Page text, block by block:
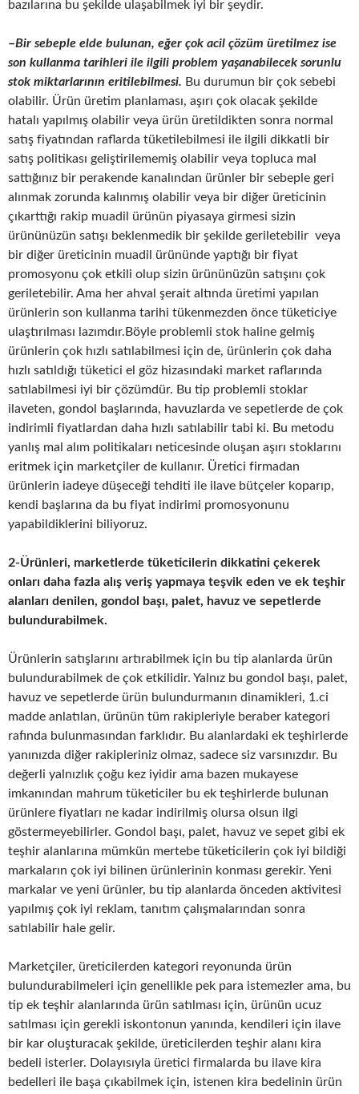
bazılarına bu şekilde ulaşabilmek iyi bir şeydir.
–Bir sebeple elde bulunan, eğer çok acil çözüm üretilmez ise
son kullanma tarihleri ile ilgili problem yaşanabilecek sorunlu
stok miktarlarının eritilebilmesi. Bu durumun bir çok sebebi
olabilir. Ürün üretim planlaması, aşırı çok olacak şekilde
hatalı yapılmış olabilir veya ürün üretildikten sonra normal
satış fiyatından raflarda tüketilebilmesi ile ilgili dikkatli bir
satış politikası geliştirilememiş olabilir veya topluca mal
sattığınız bir perakende kanalından ürünler bir sebeple geri
alınmak zorunda kalınmış olabilir veya bir diğer üreticinin
çıkarttığı rakip muadil ürünün piyasaya girmesi sizin
ürününüzün satışı beklenmedik bir şekilde geriletebilir veya
bir diğer üreticinin muadil ürününde yaptığı bir fiyat
promosyonu çok etkili olup sizin ürününüzün satışını çok
geriletebilir. Ama her ahval şerait altında üretimi yapılan
ürünlerin son kullanma tarihi tükenmezden önce tüketiciye
ulaştırılması lazımdır.Böyle problemli stok haline gelmiş
ürünlerin çok hızlı satılabilmesi için de, ürünlerin çok daha
hızlı satıldığı tüketici el göz hizasındaki market raflarında
satılabilmesi iyi bir çözümdür. Bu tip problemli stoklar
ilaveten, gondol başlarında, havuzlarda ve sepetlerde de çok
indirimli fiyatlardan daha hızlı satılabilir tabi ki. Bu metodu
yanlış mal alım politikaları neticesinde oluşan aşırı stoklarını
eritmek için marketçiler de kullanır. Üretici firmadan
ürünlerin iadeye düşeceği tehditi ile ilave bütçeler koparıp,
kendi başlarına da bu fiyat indirimi promosyonunu
yapabildiklerini biliyoruz.
2-Ürünleri, marketlerde tüketicilerin dikkatini çekerek
onları daha fazla alış veriş yapmaya teşvik eden ve ek teşhir
alanları denilen, gondol başı, palet, havuz ve sepetlerde
bulundurabilmek.
Ürünlerin satışlarını artırabilmek için bu tip alanlarda ürün
bulundurabilmek de çok etkilidir. Yalnız bu gondol başı, palet,
havuz ve sepetlerde ürün bulundurmanın dinamikleri, 1.ci
madde anlatılan, ürünün tüm rakipleriyle beraber kategori
rafında bulunmasından farklıdır. Bu alanlardaki ek teşhirlerde
yanınızda diğer rakipleriniz olmaz, sadece siz varsınızdır. Bu
değerli yalnızlık çoğu kez iyidir ama bazen mukayese
imkanından mahrum tüketiciler bu ek teşhirlerde bulunan
ürünlere fiyatları ne kadar indirilmiş olursa olsun ilgi
göstermeyebilirler. Gondol başı, palet, havuz ve sepet gibi ek
teşhir alanlarına mümkün mertebe tüketicilerin çok iyi bildiği
markaların çok iyi bilinen ürünlerinin konması gerekir. Yeni
markalar ve yeni ürünler, bu tip alanlarda önceden aktivitesi
yapılmış çok iyi reklam, tanıtım çalışmalarından sonra
satılabilir hale gelir.
Marketçiler, üreticilerden kategori reyonunda ürün
bulundurabilmeleri için genellikle pek para istemezler ama, bu
tip ek teşhir alanlarında ürün satılması için, ürünün ucuz
satılması için gerekli iskontonun yanında, kendileri için ilave
bir kar oluşturacak şekilde, üreticilerden teşhir alanı kira
bedeli isterler. Dolayısıyla üretici firmalarda bu ilave kira
bedelleri ile başa çıkabilmek için, istenen kira bedelinin ürün